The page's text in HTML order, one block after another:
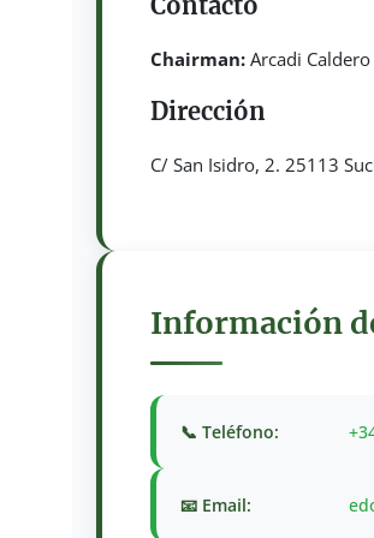
Chairman:Arcadi Caldero
Dirección
C/ San Isidro, 2. 25113
Información
📞 Teléfono:
📧 Email: